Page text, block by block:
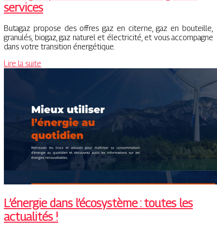
services
Butagaz propose des offres gaz en citerne, gaz en bouteille,
granulés, biogaz, gaz naturel et électricité, et vous accompagne
dans votre transition énergétique.
Lire la suite
L’énergie dans l’écosystème : toutes les
actualités !